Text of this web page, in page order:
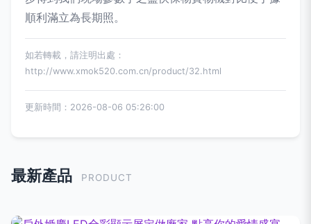
順利滿立為長期照。
如若轉載，請注明出處：
http://www.xmok520.com.cn/product/32.html
更新時間：2026-08-06 05:26:00
最新產品 PRODUCT